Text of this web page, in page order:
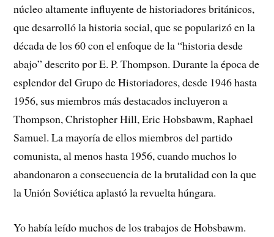
núcleo altamente influyente de historiadores británicos,
que desarrolló la historia social, que se popularizó en la
década de los 60 con el enfoque de la “historia desde
abajo” descrito por E. P. Thompson. Durante la época de
esplendor del Grupo de Historiadores, desde 1946 hasta
1956, sus miembros más destacados incluyeron a
Thompson, Christopher Hill, Eric Hobsbawm, Raphael
Samuel. La mayoría de ellos miembros del partido
comunista, al menos hasta 1956, cuando muchos lo
abandonaron a consecuencia de la brutalidad con la que
la Unión Soviética aplastó la revuelta húngara.
Yo había leído muchos de los trabajos de Hobsbawm.